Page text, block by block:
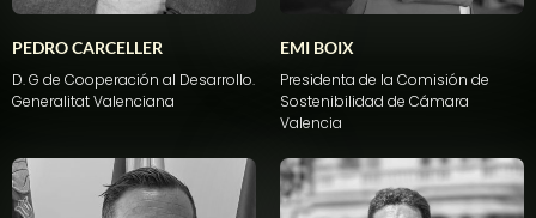
PEDRO CARCELLER
D. G de Cooperación al Desarrollo.
GeneralitatValenciana
EMI BOIX
Presidenta de la Comisión de
Sostenibilidad de Cámara
Valencia